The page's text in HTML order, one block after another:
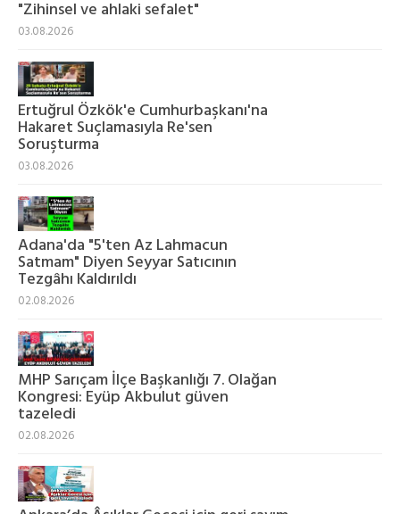
"Zihinsel ve ahlaki sefalet"
03.08.2026
Ertuğrul Özkök'e Cumhurbaşkanı'na
Hakaret Suçlamasıyla Re'sen
Soruşturma
03.08.2026
Adana'da "5'ten Az Lahmacun
Satmam" Diyen Seyyar Satıcının
Tezgâhı Kaldırıldı
02.08.2026
MHP Sarıçam İlçe Başkanlığı 7. Olağan
Kongresi: Eyüp Akbulut güven
tazeledi
02.08.2026